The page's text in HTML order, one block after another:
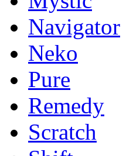
Navigator
Neko
Pure
Remedy
Scratch